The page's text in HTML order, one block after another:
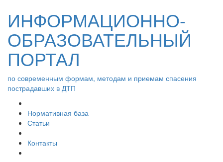
ИНФОРМАЦИОННО-
ОБРАЗОВАТЕЛЬНЫЙ
ПОРТАЛ
по современным формам, методам и приемам спасения
пострадавших в ДТП
Нормативная база
Статьи
Контакты